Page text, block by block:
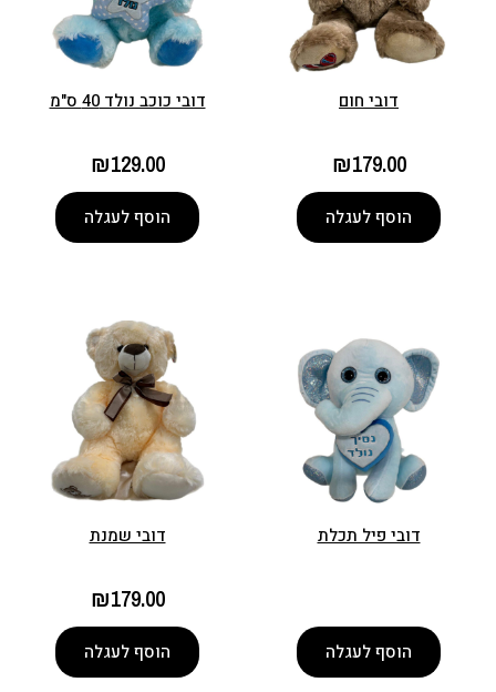
דובי חום
₪179.00
הוסף לעגלה
דובי כוכב נולד 40 ס"מ
₪129.00
הוסף לעגלה
דובי פיל תכלת
הוסף לעגלה
דובי שמנת
₪179.00
הוסף לעגלה